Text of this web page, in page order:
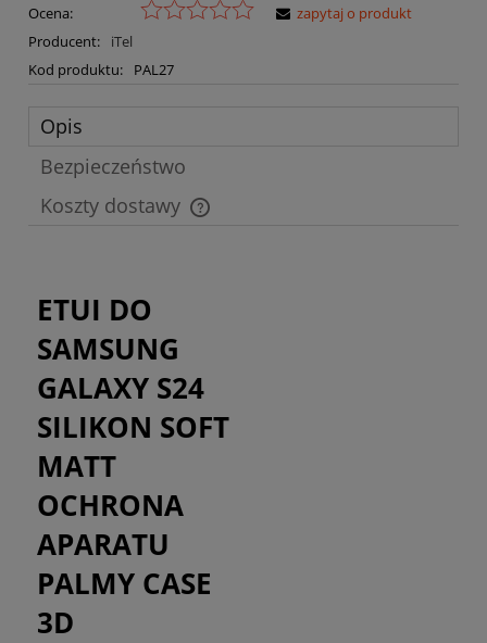
Ocena:
Producent:
iTel
Kod produktu:
PAL27
zapytaj o produkt
Opis
Bezpieczeństwo
Koszty dostawy
Cena nie zawiera ewentualnych kosztów płatności
ETUI DO
SAMSUNG
GALAXY S24
SILIKON SOFT
MATT
OCHRONA
APARATU
PALMY CASE
3D